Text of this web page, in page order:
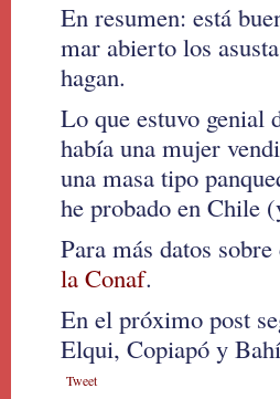
En resumen: está
mar abierto los
hagan.
Lo que estuvo genial
había una mujer
una masa tipo
he probado en Chile
Para más datos
la Conaf.
En el próximo post
Elqui, Copiapó y
Tweet